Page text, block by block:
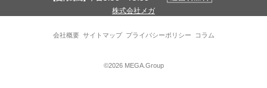
※現在のコピー機の後継機種を選定します！
株式会社メガ
会社概要 サイトマップ プライバシーポリシー コラム
©2026 MEGA.Group